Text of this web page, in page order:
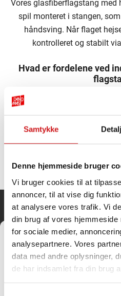
Samtykke
Denne hjemmeside bruger
Vi bruger cookies til at
annoncer, til at vise dig
at analysere vores trafik. Vi
din brug af vores
for sociale medier,
analysepartnere. Vores
data med andre oplysninger,
de har indsamlet fra din brug
Administrer
cookies
For at give dig de bedste oplevelser
gemme og/eller få adgang til
Vores glasfiberflagstang med
spil monteret i stangen,
håndsving. Når flaget
kontrolleret og stabilt
Hvad er fordelene ved
Indvendig lineføring betyder,
Dano Mast anbefaler vi
Dano Mast A/S
Nøragervej 1
6682 Hovborg